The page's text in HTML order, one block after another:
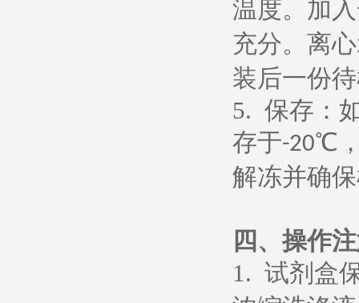
温度。加
充分。离心
装后一份
5. 保存：
存于-20℃
解冻并确
四、操作
1. 试剂盒